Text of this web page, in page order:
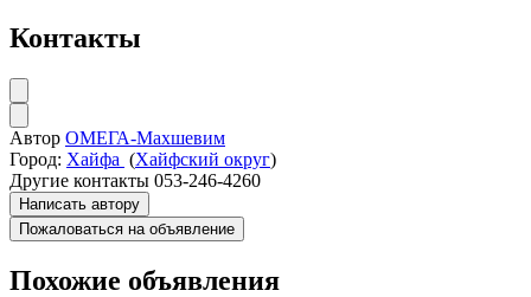
Контакты
Автор ОМЕГА-Махшевим
Город: Хайфа (Хайфский округ)
Другие контакты 053-246-4260
Написать автору
Пожаловаться на объявление
Похожие объявления